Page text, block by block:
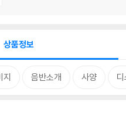
상품정보
지 음반소개 사양